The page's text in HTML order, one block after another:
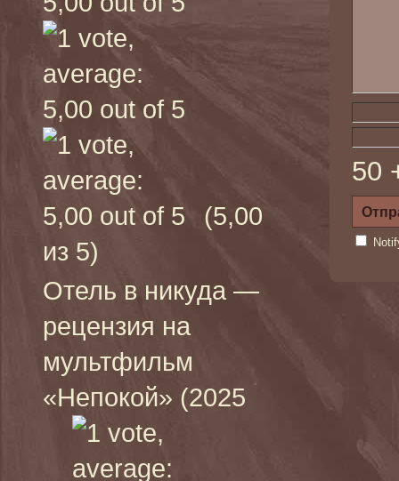
(5,00
из 5)
Отель в никуда —
рецензия на
мультфильм
«Непокой» (2025
50